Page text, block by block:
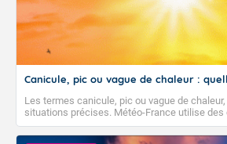
Canicule, pic ou vague de chaleur :
Les termes canicule, pic ou vague de
situations précises. Météo-France utilise des
climatologiques pour évaluer et qualifier les
peuvent avoir des impacts sanitaires et